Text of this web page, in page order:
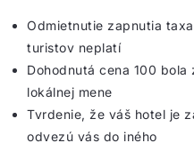
Odmietnutie zapnutia
turistov neplatí
Dohodnutá cena 100
lokálnej mene
Tvrdenie, že váš hotel je
odvezú vás do iného